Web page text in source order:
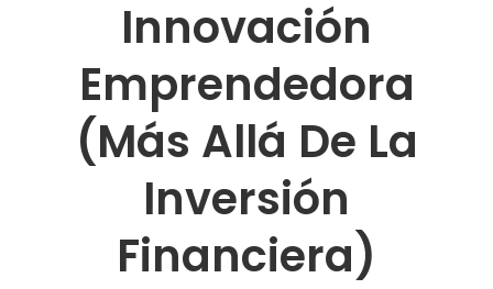
Innovación
Emprendedora
(Más Allá De La
Inversión
Financiera)